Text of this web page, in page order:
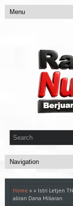
Home » » Istri Letjen
aliran Dana Miliaran